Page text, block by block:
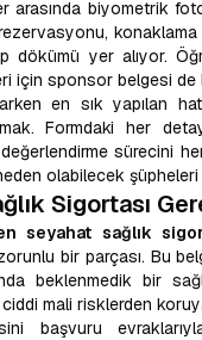
arasında biyometrik
dökümü yer alıyor.
için sponsor belgesi de
en sık yapılan
Formdaki her
sürecini
olabilecek şüpheleri
Sigortası
seyahat sağlık
bir parçası. Bu
beklenmedik bir
mali risklerden
başvuru